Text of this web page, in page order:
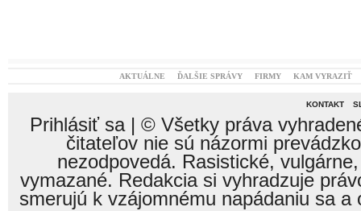
AKTUÁLNE ĎALŠIE SPRÁVY FIRMY KAM VYRAZIŤ
KONTAKT
Prihlásiť sa| © Všetky práva
čitateľov nie sú názormi
nezodpovedá. Rasistické,
vymazané. Redakcia si vyhradzuje
smerujú k vzájomnému napádaniu sa